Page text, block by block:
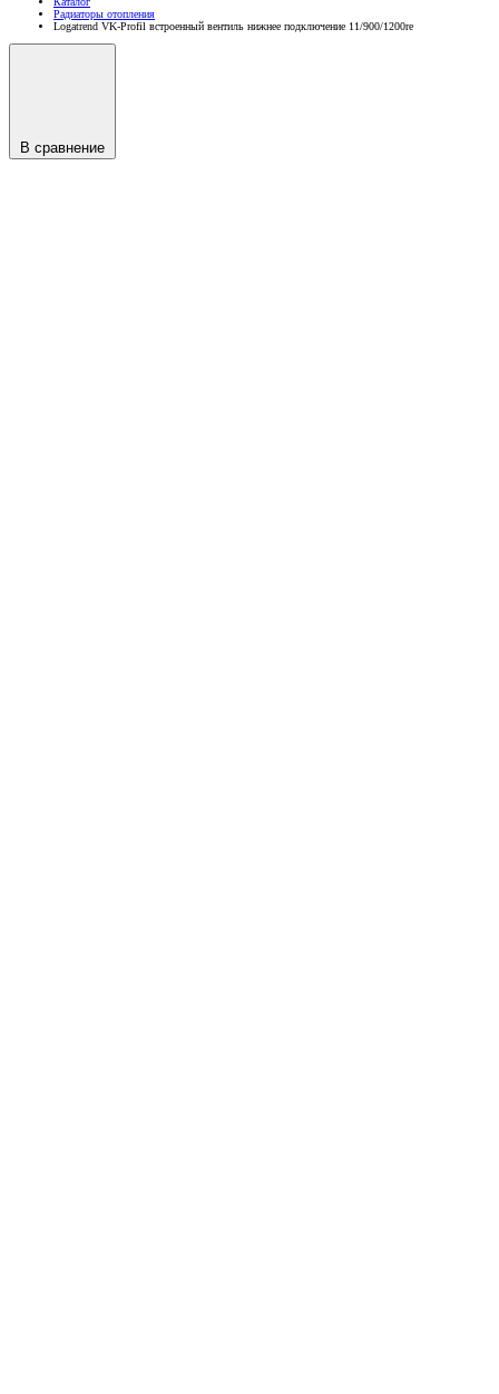
Радиаторы отопления
Logatrend VK-Profil встроенный вентиль нижнее подключение 11/900/1200re
В сравнение